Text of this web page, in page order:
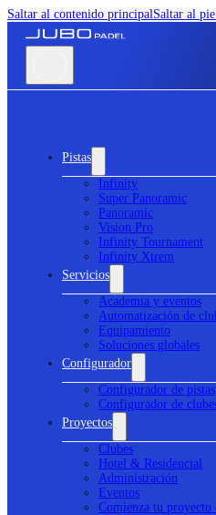
Saltar al contenido principalSaltar al
Pistas
Infinity
Super Panoramic
Panoramic
Vision Pro
Infinity Tournament
Infinity Xtrem
Servicios
Academia y eventos
Automatización de
Equipamiento
Soluciones globales
Configurador
Configurador de pistas
Configurador de
Proyectos
Clubes
Hotel & Residencial
Administración
Eventos
Comienza tu proyecto